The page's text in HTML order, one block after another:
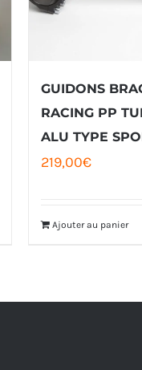
GUIDONS
RACING PP
ALU TYPE
219,00€
Ajouter au panier